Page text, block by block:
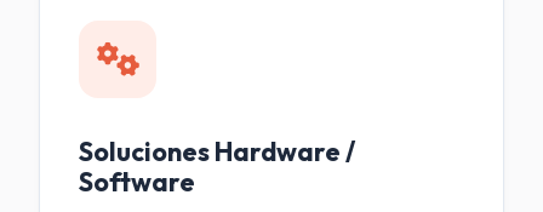
Soluciones Hardware /
Software